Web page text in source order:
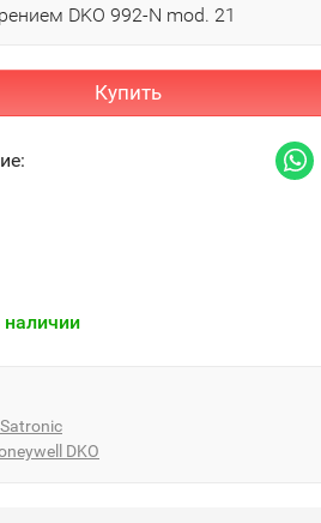
DKO 992-N mod. 21
Купить
наличии
DKO